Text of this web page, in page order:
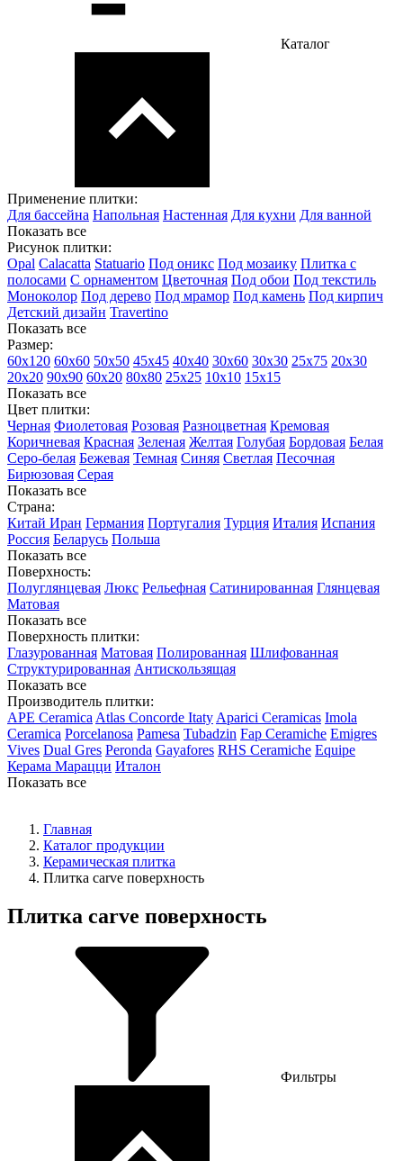
Каталог
Применение плитки:
Для бассейна Напольная Настенная Для кухни Для ванной
Показать все
Рисунок плитки:
Opal Calacatta Statuario Под оникс Под мозаику Плитка с
полосами С орнаментом Цветочная Под обои Под текстиль
Моноколор Под дерево Под мрамор Под камень Под кирпич
Детский дизайн Travertino
Показать все
Размер:
60х120 60х60 50х50 45х45 40х40 30х60 30х30 25х75 20х30
20х20 90х90 60х20 80х80 25x25 10х10 15х15
Показать все
Цвет плитки:
Черная Фиолетовая Розовая Разноцветная Кремовая
Коричневая Красная Зеленая Желтая Голубая Бордовая Белая
Cеро-белая Бежевая Темная Синяя Светлая Песочная
Бирюзовая Серая
Показать все
Страна:
Китай Иран Германия Португалия Турция Италия Испания
Россия Беларусь Польша
Показать все
Поверхность:
Полуглянцевая Люкс Рельефная Сатинированная Глянцевая
Матовая
Показать все
Поверхность плитки:
Глазурованная Матовая Полированная Шлифованная
Структурированная Антискользящая
Показать все
Производитель плитки:
APE Ceramica Atlas Concorde Itaty Aparici Ceramicas Imola
Ceramica Porcelanosa Pamesa Tubadzin Fap Ceramiche Emigres
Vives Dual Gres Peronda Gayafores RHS Ceramiche Equipe
Керама Марацци Италон
Показать все
Главная
Каталог продукции
Керамическая плитка
Плитка carve поверхность
Плитка carve поверхность
Фильтры